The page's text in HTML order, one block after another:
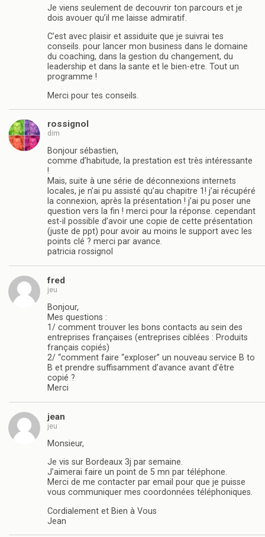
Je viens seulement de decouvrir ton parcours et je
dois avouer qu’il me laisse admiratif.
C’est avec plaisir et assiduite que je suivrai tes
conseils. pour lancer mon business dans le domaine
du coaching, dans la gestion du changement, du
leadership et dans la sante et le bien-etre. Tout un
programme !
Merci pour tes conseils.
rossignol
dim
Bonjour sébastien,
comme d’habitude, la prestation est très intéressante
!
Mais, suite à une série de déconnexions internets
locales, je n’ai pu assisté qu’au chapitre 1! j’ai récupéré
la connexion, après la présentation ! j’ai pu poser une
question vers la fin ! merci pour la réponse. cependant
est-il possible d’avoir une copie de cette présentation
(juste de ppt) pour avoir au moins le support avec les
points clé ? merci par avance.
patricia rossignol
fred
jeu
Bonjour,
Mes questions :
1/ comment trouver les bons contacts au sein des
entreprises françaises (entreprises ciblées : Produits
français copiés)
2/ “comment faire “exploser” un nouveau service B to
B et prendre suffisamment d’avance avant d’être
copié ?
Merci
jean
jeu
Monsieur,
Je vis sur Bordeaux 3j par semaine.
J’aimerai faire un point de 5 mn par téléphone.
Merci de me contacter par email pour que je puisse
vous communiquer mes coordonnées téléphoniques.
Cordialement et Bien à Vous
Jean